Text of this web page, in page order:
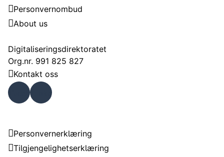
Personvernombud
About us
Digitaliseringsdirektoratet
Org.nr. 991 825 827
Kontakt oss
Faceb
Personvernerklæring
Tilgjengelighetserklæring